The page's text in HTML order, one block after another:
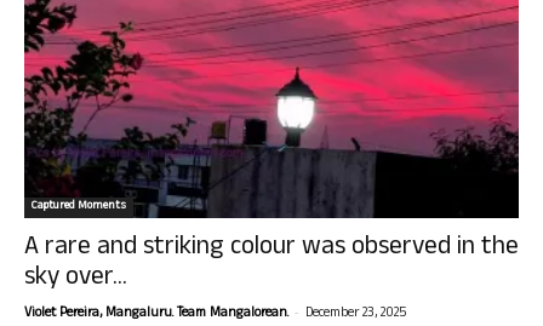
Captured Moments
A rare and striking colour was observed in the
sky over...
Violet Pereira, Mangaluru. Team Mangalorean. - December 23, 2025